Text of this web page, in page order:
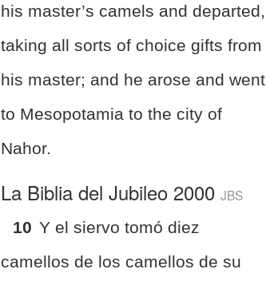
his master’s camels and departed,
taking all sorts of choice gifts from
his master; and he arose and went
to Mesopotamia to the city of
Nahor.
La Biblia del Jubileo 2000JBS
10 Y el siervo tomó diez
camellos de los camellos de su